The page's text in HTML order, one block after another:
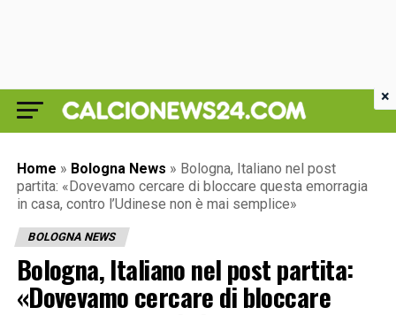
Home » Bologna News » Bologna, Italiano nel post
partita: «Dovevamo cercare di bloccare questa emorragia
in casa, contro l’Udinese non è mai semplice»
BOLOGNA NEWS
Bologna, Italiano nel post partita:
«Dovevamo cercare di bloccare
×